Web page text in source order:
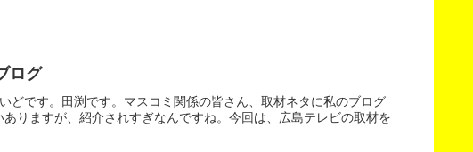
ログ
です。田渕です。マスコミ関係の皆さん、取材ネタに私のブログ
りますが、紹介されすぎなんですね。今回は、広島テレビの取材を